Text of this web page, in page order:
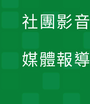
社團影音
媒體報導